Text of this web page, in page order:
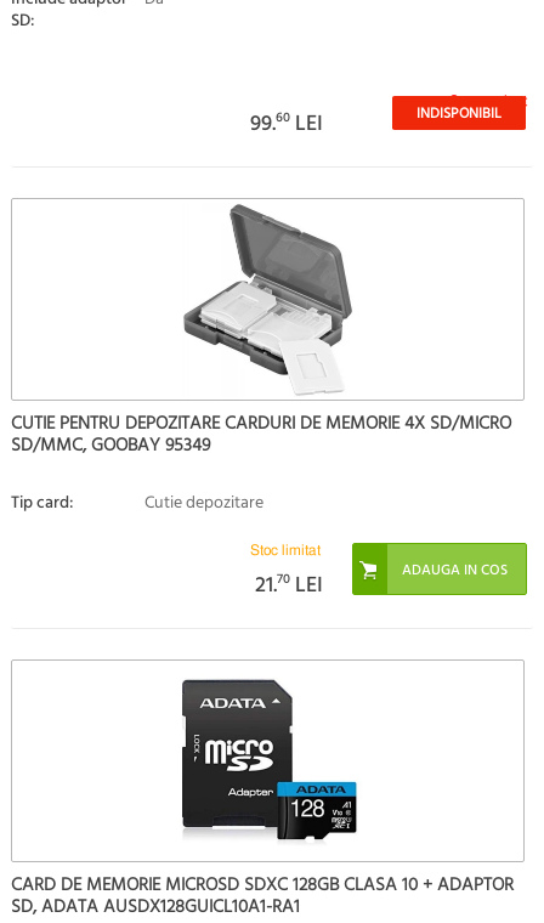
SD:
Stoc epuizat
99.60 LEI INDISPONIBIL
CUTIE PENTRU DEPOZITARE CARDURI DE MEMORIE 4X SD/MICRO
SD/MMC, GOOBAY 95349
Tip card: Cutie depozitare
Stoc limitat
21.70 LEI
CARD DE MEMORIE MICROSD SDXC 128GB CLASA 10 + ADAPTOR
SD, ADATA AUSDX128GUICL10A1-RA1